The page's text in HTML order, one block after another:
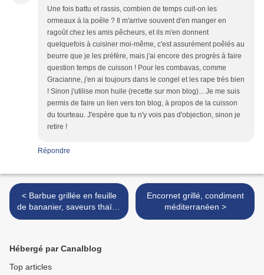
Une fois battu et rassis, combien de temps cuit-on les
ormeaux à la poêle ? Il m'arrive souvent d'en manger en
ragoût chez les amis pêcheurs, et ils m'en donnent
quelquefois à cuisiner moi-même, c'est assurément poêlés au
beurre que je les préfère, mais j'ai encore des progrès à faire
question temps de cuisson ! Pour les combavas, comme
Gracianne, j'en ai toujours dans le congel et les rape très bien
! Sinon j'utilise mon huile (recette sur mon blog)... Je me suis
permis de faire un lien vers ton blog, à propos de la cuisson
du tourteau. J'espère que tu n'y vois pas d'objection, sinon je
retire !
Répondre
< Barbue grillée en feuille
de bananier, saveurs thaïes
(et cinq ans déjà)
Encornet grillé, condiment
méditerranéen >
Hébergé par Canalblog
Top articles